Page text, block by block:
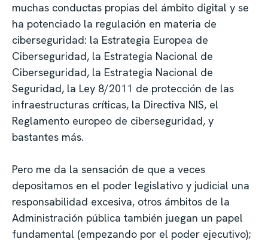
muchas conductas propias del ámbito digital y se
ha potenciado la regulación en materia de
ciberseguridad: la Estrategia Europea de
Ciberseguridad, la Estrategia Nacional de
Ciberseguridad, la Estrategia Nacional de
Seguridad, la Ley 8/2011 de protección de las
infraestructuras críticas, la Directiva NIS, el
Reglamento europeo de ciberseguridad, y
bastantes más.
Pero me da la sensación de que a veces
depositamos en el poder legislativo y judicial una
responsabilidad excesiva, otros ámbitos de la
Administración pública también juegan un papel
fundamental (empezando por el poder ejecutivo);